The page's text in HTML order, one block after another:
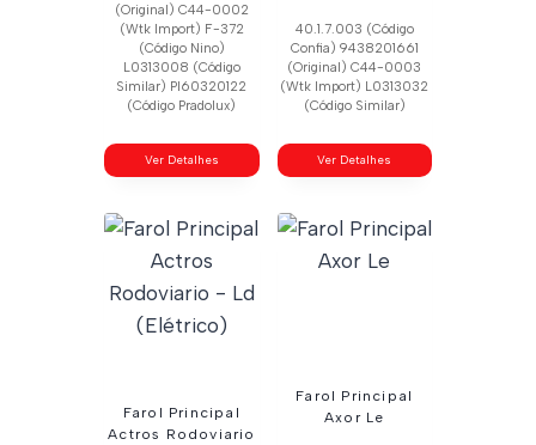
(Original) C44-0002
(Wtk Import) F-372
(Código Nino)
L0313008 (Código
Similar) Pl60320122
(Código Pradolux)
Ver Detalhes
40.1.7.003 (Código
Confia) 9438201661
(Original) C44-0003
(Wtk Import) L0313032
(Código Similar)
Ver Detalhes
Farol Principal
Actros Rodoviario
Farol Principal
Axor Le